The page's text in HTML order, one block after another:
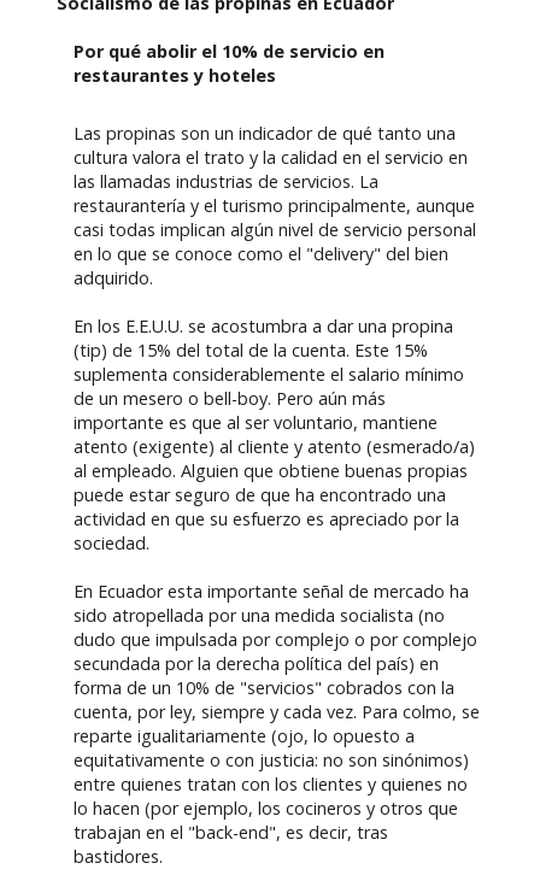
Por qué abolir el 10% de servicio en
restaurantes y hoteles
Las propinas son un indicador de qué tanto una
cultura valora el trato y la calidad en el servicio en
las llamadas industrias de servicios. La
restaurantería y el turismo principalmente, aunque
casi todas implican algún nivel de servicio personal
en lo que se conoce como el "delivery" del bien
adquirido.
En los E.E.U.U. se acostumbra a dar una propina
(tip) de 15% del total de la cuenta. Este 15%
suplementa considerablemente el salario mínimo
de un mesero o bell-boy. Pero aún más
importante es que al ser voluntario, mantiene
atento (exigente) al cliente y atento (esmerado/a)
al empleado. Alguien que obtiene buenas propias
puede estar seguro de que ha encontrado una
actividad en que su esfuerzo es apreciado por la
sociedad.
En Ecuador esta importante señal de mercado ha
sido atropellada por una medida socialista (no
dudo que impulsada por complejo o por complejo
secundada por la derecha política del país) en
forma de un 10% de "servicios" cobrados con la
cuenta, por ley, siempre y cada vez. Para colmo, se
reparte igualitariamente (ojo, lo opuesto a
equitativamente o con justicia: no son sinónimos)
entre quienes tratan con los clientes y quienes no
lo hacen (por ejemplo, los cocineros y otros que
trabajan en el "back-end", es decir, tras
bastidores.